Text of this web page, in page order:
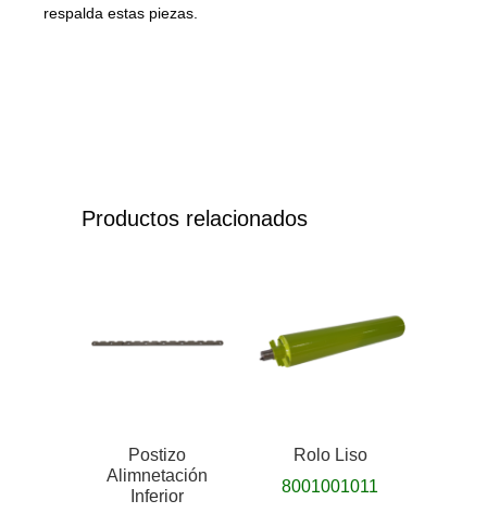
respalda estas piezas.
Productos relacionados
Postizo
Alimnetación
Inferior
Rolo Liso
8001001011